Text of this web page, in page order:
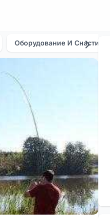
Оборудование И Снасти